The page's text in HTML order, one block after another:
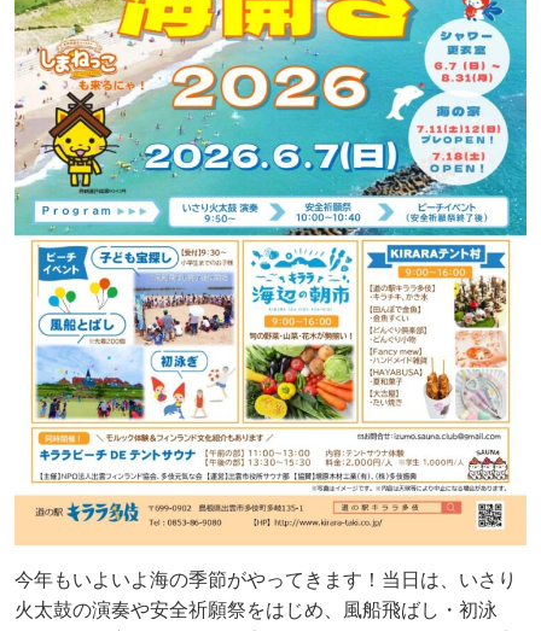
今年もいよいよ海の季節がやってきます！当日は、いさり
火太鼓の演奏や安全祈願祭をはじめ、風船飛ばし・初泳